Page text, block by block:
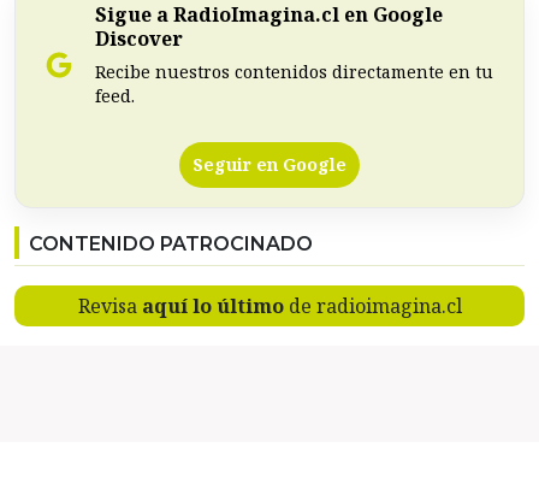
Sigue a RadioImagina.cl en Google
Discover
Recibe nuestros contenidos directamente en tu
feed.
Seguir en Google
CONTENIDO PATROCINADO
Revisa aquí lo últimode radioimagina.cl